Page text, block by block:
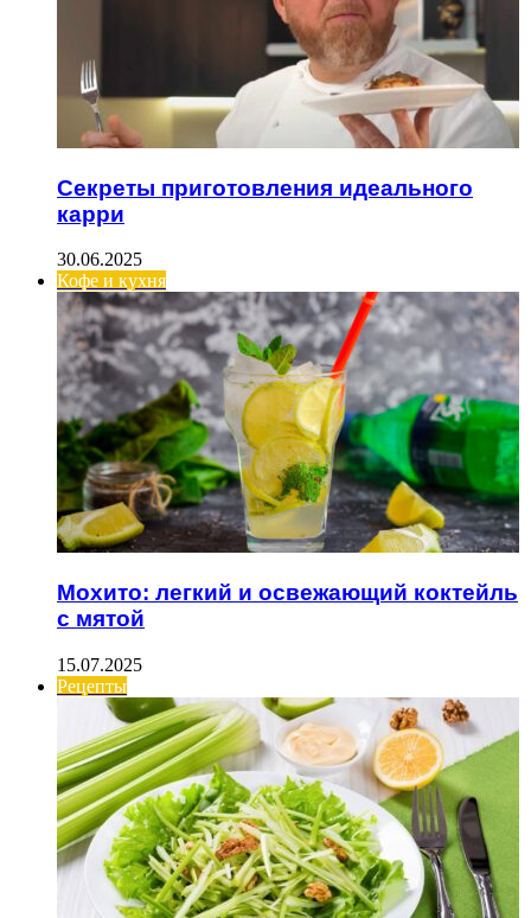
Секреты приготовления идеального
карри
30.06.2025
Кофе и кухня
Мохито: легкий и освежающий коктейль
с мятой
15.07.2025
Рецепты